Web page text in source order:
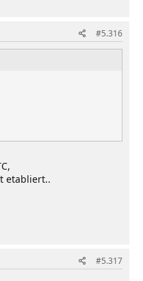
#5.316
etabliert..
#5.317